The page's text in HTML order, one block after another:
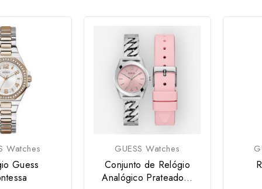
Watches
Guess
GUESS Watches
Conjunto de Relógio
Analógico Prateado...